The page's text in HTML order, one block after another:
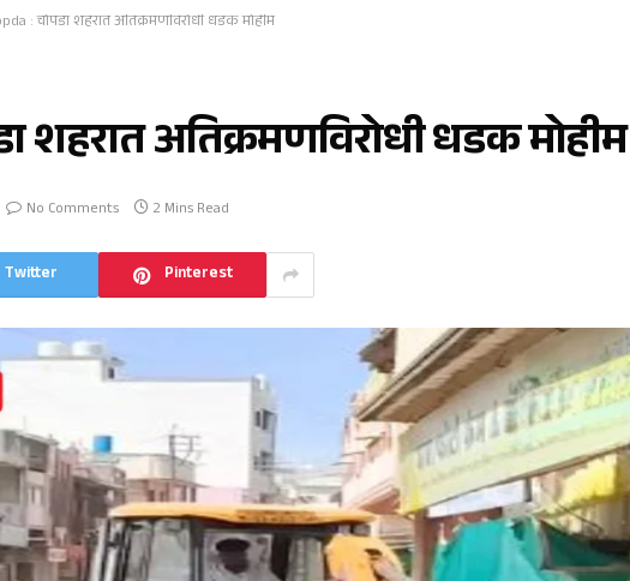
: चोपडा शहरात अतिक्रमणविरोधी धडक मोहीम
शहरात अतिक्रमणविरोधी धडक मोहीम
No Comments 2 Mins Read
Twitter Pinterest